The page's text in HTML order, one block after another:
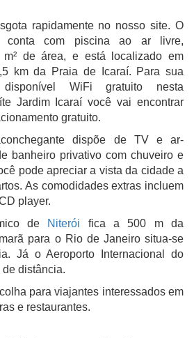
rapidamente no nosso site. O
conta com piscina ao ar livre,
de área, e está localizado em
km da Praia de Icaraí. Para sua
disponível WiFi gratuito nesta
Jardim Icaraí você vai encontrar
gratuito.
dispõe de TV e ar-
banheiro privativo com chuveiro e
pode apreciar a vista da cidade a
As comodidades extras incluem
player.
de Niterói fica a 500 m da
para o Rio de Janeiro situa-se
Já o Aeroporto Internacional do
distância.
para viajantes interessados em
e restaurantes.